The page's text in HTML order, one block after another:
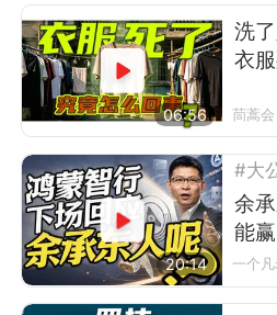
06:56
洗
衣
茼蒿会
20:14
#大
余
能
让？
一个